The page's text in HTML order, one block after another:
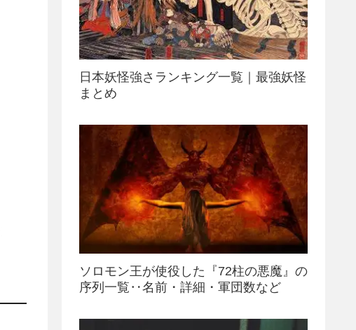
日本妖怪強さランキング一覧｜最強妖怪
まとめ
ソロモン王が使役した『72柱の悪魔』の
序列一覧‥名前・詳細・軍団数など